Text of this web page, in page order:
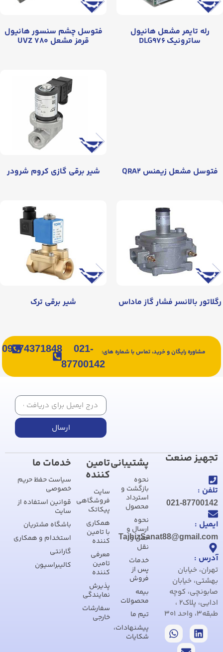
رله تایمر مشعل هانیول
ساترونیک DLG۹۷۶
فتوسل چشم سنسور هانیول
قرمز مشعل UVZ ۷۸۰
فتوسل مشعل زیمنس QRA۲ شیر برقی گازی کروم شرودر
رگلاتور بالانسر فشار گاز ماداس شیر برقی ترک
مشاوره رایگان و خرید، تماس با شماره های:
021-
87700142
09374371848
ارسال
تجهیز صنعت
تلفن :
021-87700142
ایمیل :
TajhizSanat88@gmail.com
آدرس :
تهران، خیابان
بهشتی، خیابان
صابونچی، کوچه
ادایی، پلاک2 ،
طبقه3، واحد 301
پشتیبانی
نحوه
بازگشت و
استرداد
محصول
نحوه
ارسال و
حمل و
نقل
خدمات
پس از
فروش
بیمه
محصولات
تیم ما
پیشنهادات،
شکایات
تامین
کننده
سایت
فروشگاهی
پیکاتک
همکاری
با تامین
کننده
معرفی
تامین
کننده
پذیرش
نمایندگی
سفارشات
خارجی
خدمات ما
سیاست حفظ حریم
خصوصی
قوانین استفاده از
سایت
باشگاه مشتریان
استخدام و همکاری
گارانتی
کالیبراسیون